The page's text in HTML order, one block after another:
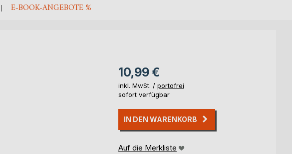
E-BOOK-ANGEBOTE %
10,99 €
inkl. MwSt. / portofrei
sofort verfügbar
IN DEN WARENKORB
Auf die Merkliste